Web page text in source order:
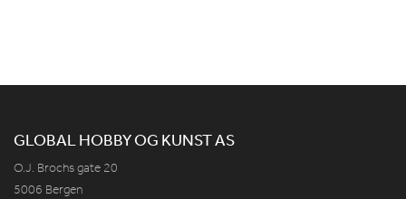
GLOBAL HOBBY OG KUNST AS
O.J. Brochs gate 20
5006 Bergen